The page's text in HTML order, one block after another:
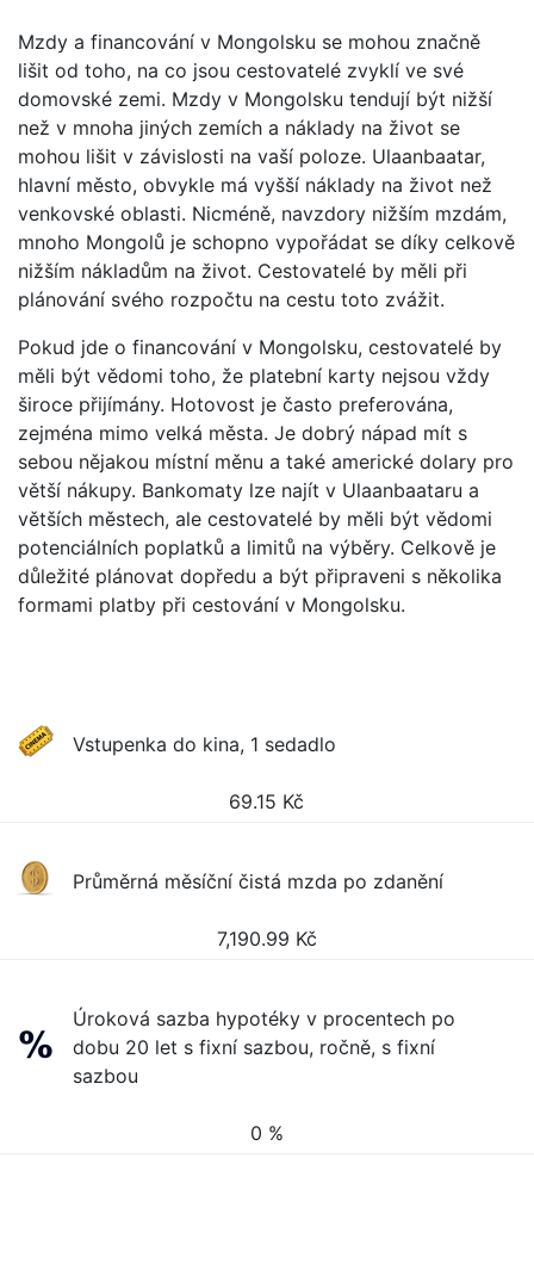
Mzdy a financování v Mongolsku se mohou značně
lišit od toho, na co jsou cestovatelé zvyklí ve své
domovské zemi. Mzdy v Mongolsku tendují být nižší
než v mnoha jiných zemích a náklady na život se
mohou lišit v závislosti na vaší poloze. Ulaanbaatar,
hlavní město, obvykle má vyšší náklady na život než
venkovské oblasti. Nicméně, navzdory nižším mzdám,
mnoho Mongolů je schopno vypořádat se díky celkově
nižším nákladům na život. Cestovatelé by měli při
plánování svého rozpočtu na cestu toto zvážit.
Pokud jde o financování v Mongolsku, cestovatelé by
měli být vědomi toho, že platební karty nejsou vždy
široce přijímány. Hotovost je často preferována,
zejména mimo velká města. Je dobrý nápad mít s
sebou nějakou místní měnu a také americké dolary pro
větší nákupy. Bankomaty lze najít v Ulaanbaataru a
větších městech, ale cestovatelé by měli být vědomi
potenciálních poplatků a limitů na výběry. Celkově je
důležité plánovat dopředu a být připraveni s několika
formami platby při cestování v Mongolsku.
Vstupenka do kina, 1 sedadlo
69.15 Kč
Průměrná měsíční čistá mzda po zdanění
7,190.99 Kč
Úroková sazba hypotéky v procentech po
dobu 20 let s fixní sazbou, ročně, s fixní
sazbou
0 %